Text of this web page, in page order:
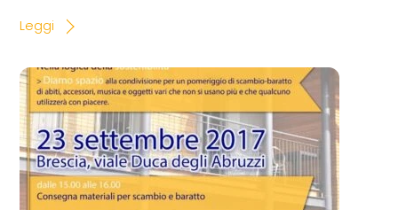
Leggi